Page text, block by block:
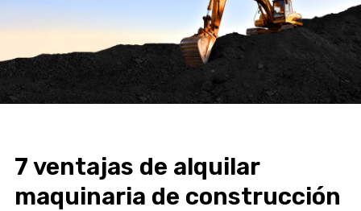
7 ventajas de alquilar
maquinaria de construcción